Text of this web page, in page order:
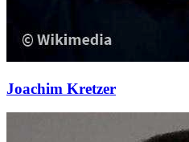
Joachim Kretzer